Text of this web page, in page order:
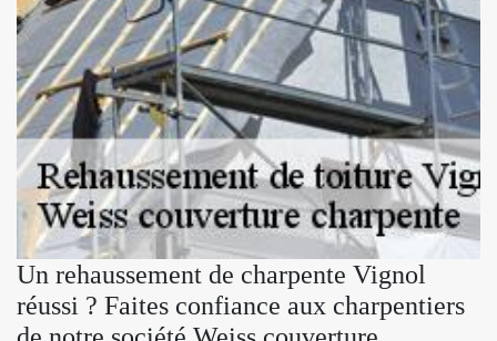
Un rehaussement de charpente Vignol
réussi ? Faites confiance aux charpentiers